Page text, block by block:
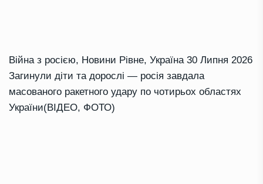
Війна з росією, Новини Рівне, Україна 30 Липня 2026
Загинули діти та дорослі — росія завдала
масованого ракетного удару по чотирьох областях
України(ВІДЕО, ФОТО)